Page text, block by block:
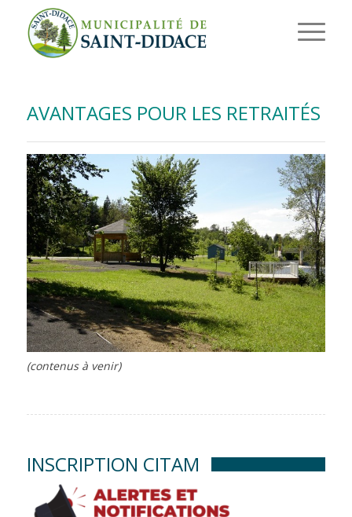
AVANTAGES POUR LES RETRAITÉS
(contenus à venir)
INSCRIPTION CITAM